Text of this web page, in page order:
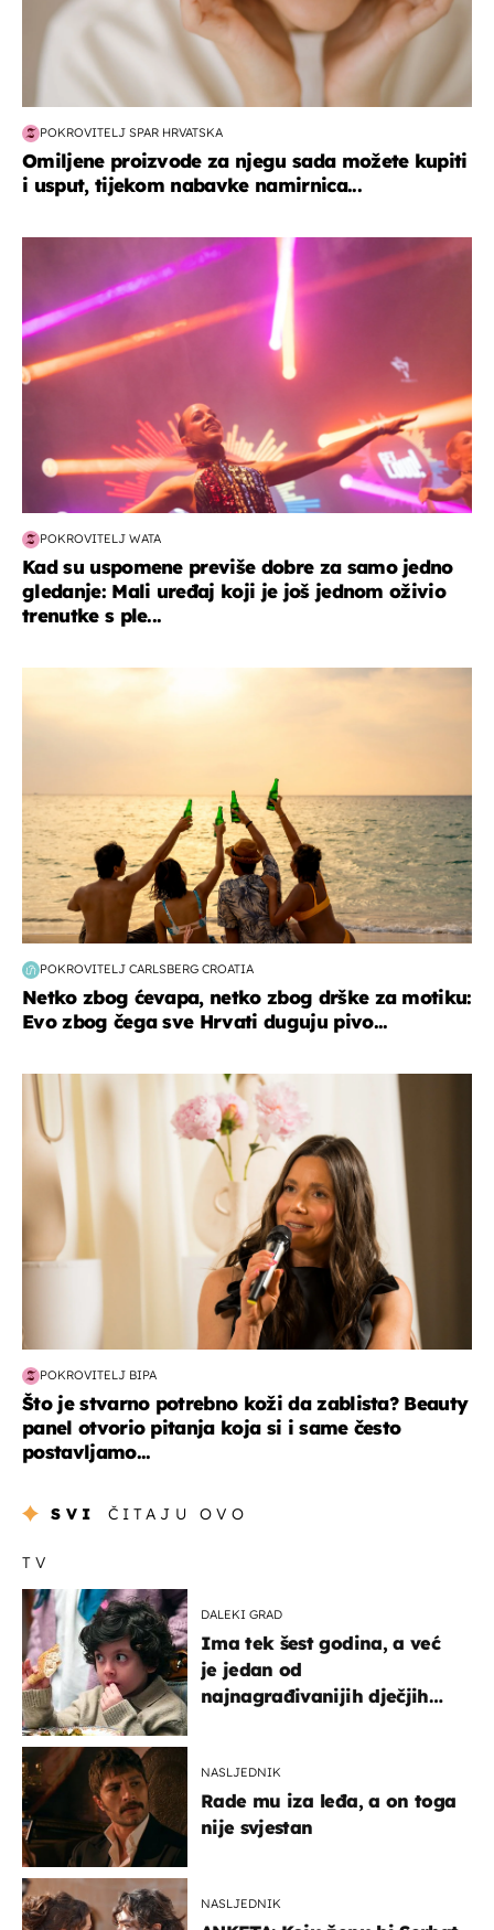
POKROVITELJ SPAR HRVATSKA
Omiljene proizvode za njegu sada možete kupiti
i usput, tijekom nabavke namirnica...
POKROVITELJ WATA
Kad su uspomene previše dobre za samo jedno
gledanje: Mali uređaj koji je još jednom oživio
trenutke s ple...
POKROVITELJ CARLSBERG CROATIA
Netko zbog ćevapa, netko zbog drške za motiku:
Evo zbog čega sve Hrvati duguju pivo...
moda & ljepota
POKROVITELJ BIPA
Što je stvarno potrebno koži da zablista? Beauty
panel otvorio pitanja koja si i same često
postavljamo...
SVI ČITAJU OVO
TV
DALEKI GRAD
Ima tek šest godina, a već
je jedan od
najnagrađivanijih dječjih
NASLJEDNIK
Rade mu iza leđa, a on toga
nije svjestan
NASLJEDNIK